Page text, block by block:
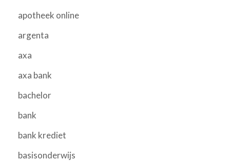
apotheek online
argenta
axa
axa bank
bachelor
bank
bank krediet
basisonderwijs